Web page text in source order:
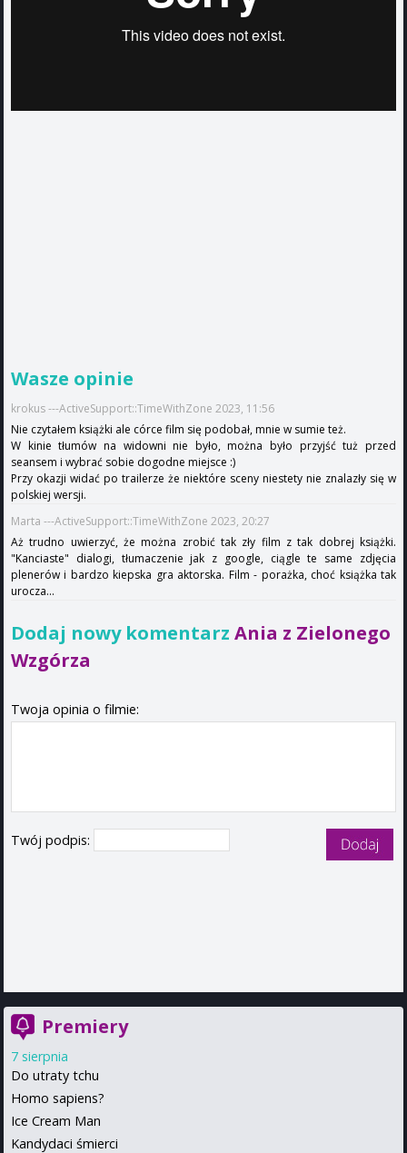
Wasze opinie
krokus ---ActiveSupport::TimeWithZone 2023, 11:56
Nie czytałem książki ale córce film się podobał, mnie w sumie też.
W kinie tłumów na widowni nie było, można było przyjść tuż przed
seansem i wybrać sobie dogodne miejsce :)
Przy okazji widać po trailerze że niektóre sceny niestety nie znalazły się w
polskiej wersji.
Marta ---ActiveSupport::TimeWithZone 2023, 20:27
Aż trudno uwierzyć, że można zrobić tak zły film z tak dobrej książki.
"Kanciaste" dialogi, tłumaczenie jak z google, ciągle te same zdjęcia
plenerów i bardzo kiepska gra aktorska. Film - porażka, choć książka tak
urocza...
Dodaj nowy komentarz Ania z Zielonego
Wzgórza
Twoja opinia o filmie:
Twój podpis:
Premiery
7 sierpnia
Do utraty tchu
Homo sapiens?
Ice Cream Man
Kandydaci śmierci